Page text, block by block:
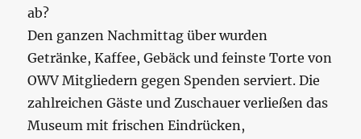
ab?
Den ganzen Nachmittag über wurden
Getränke, Kaffee, Gebäck und feinste Torte von
OWV Mitgliedern gegen Spenden serviert. Die
zahlreichen Gäste und Zuschauer verließen das
Museum mit frischen Eindrücken,